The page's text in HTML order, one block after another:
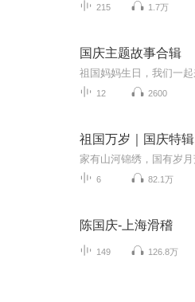
215 1.7万
国庆主题故事合辑
12 2600
祖国万岁｜国庆特辑
6 82.1万
陈国庆-上海滑稽
149 126.8万